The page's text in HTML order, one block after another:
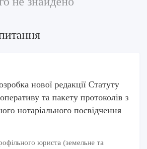
нової редакції Статуту
та пакету протоколів з
нотаріального посвідчення
юриста (земельне та